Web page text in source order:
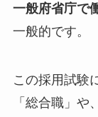
一般府省庁で
一般的です。
この採用試験
「総合職」